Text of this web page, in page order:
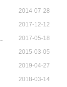
2014-07-28
2017-12-12
2017-05-18
2015-03-05
2019-04-27
2018-03-14